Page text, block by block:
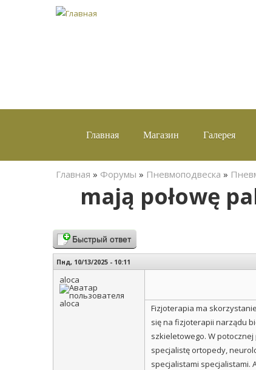
Главная Магазин Галерея
Вы здесь
Главная » Форумы » Пневмоподвеска »
mają połowę
Быстрый ответ
Пнд, 10/13/2025 - 10:11
aloca
Fizjoterapia ma
się na fizjoterapii narządu
szkieletowego. W
specjalistę ortopedy,
specjalistami specjalistami.